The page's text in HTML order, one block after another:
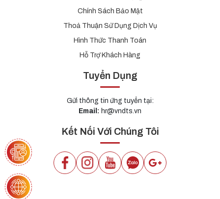
Chính Sách Bảo Mật
Thoả Thuận Sử Dụng Dịch Vụ
Hình Thức Thanh Toán
Hỗ Trợ Khách Hàng
Tuyển Dụng
Gửi thông tin ứng tuyển tại:
Email: hr@vndts.vn
Kết Nối Với Chúng Tôi